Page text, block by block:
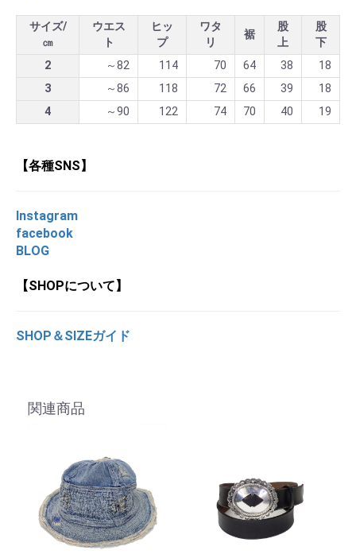
サイズ/
㎝
ウエス
ト
ヒッ
プ
ワタ
リ
裾
股
上
股
下
2
～82 114 70 64 38
18
3
～86 118 72 66 39
18
4
～90 122 74 70 40 19
【各種SNS】
Instagram
facebook
BLOG
【SHOPについて】
SHOP＆SIZEガイド
関連商品